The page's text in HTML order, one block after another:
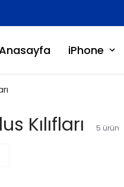
iPhone
Kılıfları 5 ürün